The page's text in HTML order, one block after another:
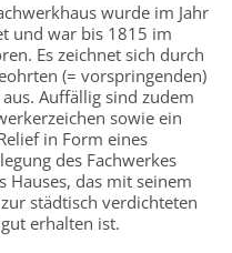
wurde im Jahr
und war bis 1815 im
Es zeichnet sich durch
(= vorspringenden)
Auffällig sind zudem
sowie ein
in Form eines
des Fachwerkes
Hauses, das mit seinem
städtisch verdichteten
erhalten ist.